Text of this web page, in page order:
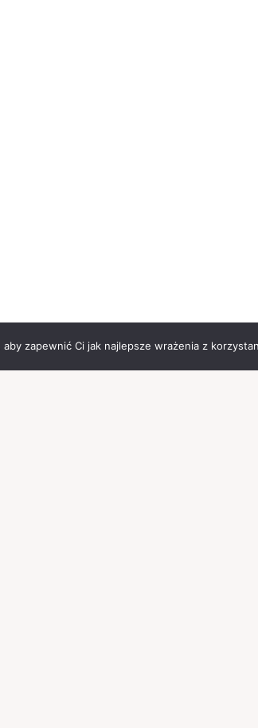
zapewnić Ci jak najlepsze wrażenia z